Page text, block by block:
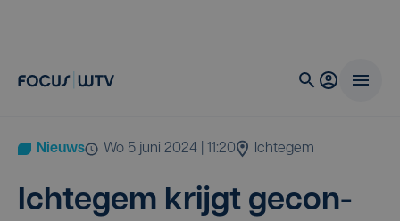
Nieuws wo 5 juni 2024 | 11:20 Ichtegem
Ich­te­gem krijgt gecon­